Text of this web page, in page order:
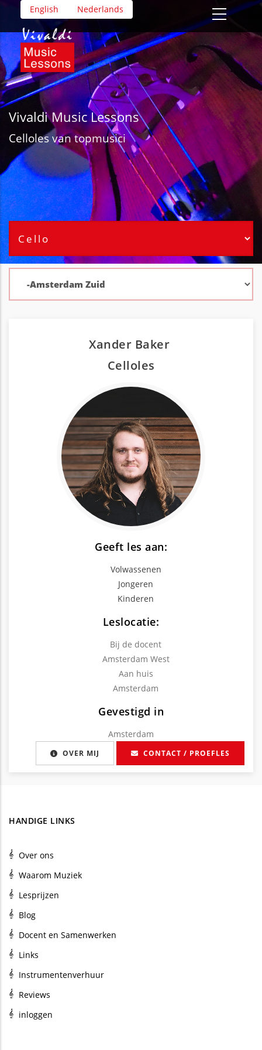
Overslaan
naar
de
inhoud
gaan
English Nederlands
Vivaldi Music Lessons
Celloles van topmusici
Xander Baker
Celloles
Geeft les aan:
Volwassenen
Jongeren
Kinderen
Leslocatie:
Bij de docent
Amsterdam West
Aan huis
Amsterdam
Gevestigd in
Amsterdam
OVER MIJ CONTACT / PROEFLES
HANDIGE LINKS
Over ons
Waarom Muziek
Lesprijzen
Blog
Docent en Samenwerken
Links
Instrumentenverhuur
Reviews
inloggen